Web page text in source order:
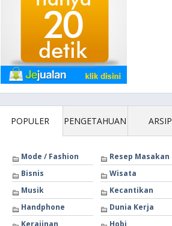
POPULER PENGETAHUAN ARSIP
Mode / Fashion
Resep Masakan
Bisnis
Wisata
Musik
Kecantikan
Handphone
Dunia Kerja
Kerajinan
Hobi